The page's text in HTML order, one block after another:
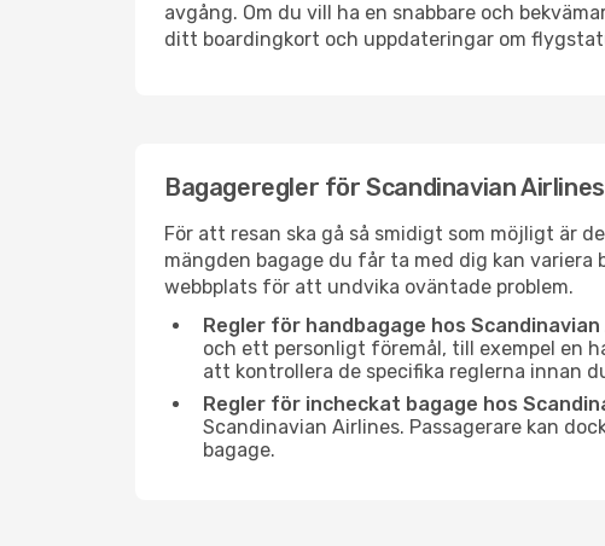
avgång. Om du vill ha en snabbare och
ditt boardingkort och uppdateringar om
Bagageregler för Scandinavian Airlines
För att resan ska gå så smidigt som möjligt är
mängden bagage du får ta med dig kan
webbplats för att undvika oväntade problem.
Regler för handbagage hos Scandinavian
och ett personligt föremål, till exempel en
att kontrollera de specifika reglerna innan
Regler för incheckat bagage hos
Scandinavian Airlines. Passagerare kan
bagage.